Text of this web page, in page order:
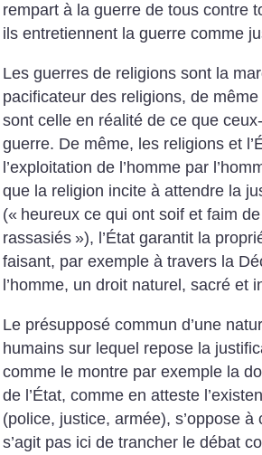
rempart à la guerre de tous contre
ils entretiennent la guerre comme
Les guerres de religions sont la
pacificateur des religions, de
sont celle en réalité de ce que
guerre. De même, les religions et
l’exploitation de l’homme par
que la religion incite à attendre la
(« heureux ce qui ont soif et faim
rassasiés »), l’État garantit la
faisant, par exemple à travers la
l’homme, un droit naturel, sacré et
Le présupposé commun d’une
humains sur lequel repose la
comme le montre par exemple la
de l’État, comme en atteste
(police, justice, armée), s’oppose à
s’agit pas ici de trancher le débat